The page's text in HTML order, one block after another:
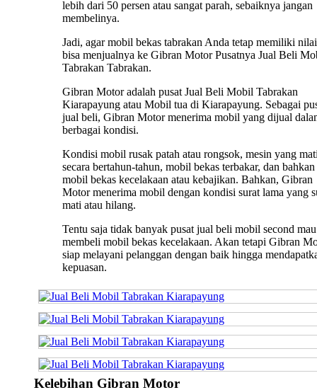
lebih dari 50 persen atau sangat parah, sebaiknya jangan
membelinya.
Jadi, agar mobil bekas tabrakan Anda tetap memiliki
bisa menjualnya ke Gibran Motor Pusatnya Jual Beli
Tabrakan Tabrakan.
Gibran Motor adalah pusat Jual Beli Mobil Tabrakan
Kiarapayung atau Mobil tua di Kiarapayung. Sebagai
jual beli, Gibran Motor menerima mobil yang dijual
berbagai kondisi.
Kondisi mobil rusak patah atau rongsok, mesin yang
secara bertahun-tahun, mobil bekas terbakar, dan bahkan
mobil bekas kecelakaan atau kebajikan. Bahkan, Gibran
Motor menerima mobil dengan kondisi surat lama yang
mati atau hilang.
Tentu saja tidak banyak pusat jual beli mobil second mau
membeli mobil bekas kecelakaan. Akan tetapi Gibran
siap melayani pelanggan dengan baik hingga
kepuasan.
Kelebihan Gibran Motor